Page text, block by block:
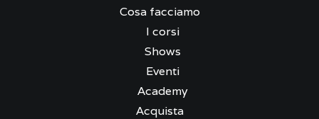
Cosa facciamo
I corsi
Shows
Eventi
Academy
Acquista